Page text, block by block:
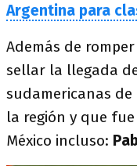
Argentina para
Además de
sellar la llegada
sudamericanas
la región y que
México incluso: